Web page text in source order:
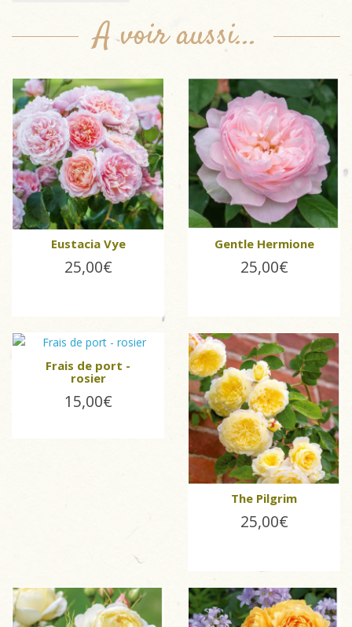
A voir aussi...
Eustacia Vye
25,00€
Gentle Hermione
25,00€
Frais de port -
rosier
15,00€
The Pilgrim
25,00€